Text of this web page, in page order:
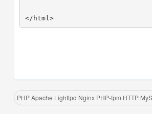
</html>
PHP Apache Lighttpd Nginx PHP-fpm HTTP